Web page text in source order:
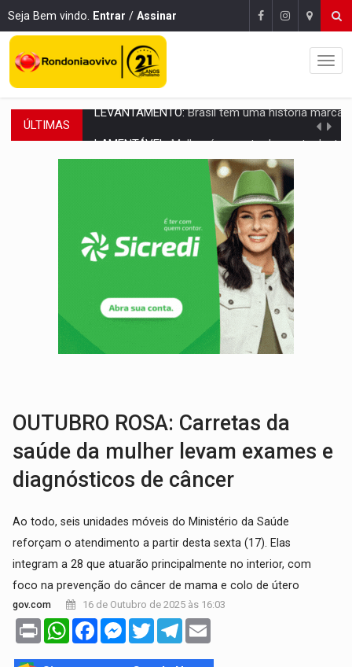
Seja Bem vindo. Entrar / Assinar
ÚLTIMAS Mulher é encontrada morta dentro de residência
'XANDY DO MOTOCROSS':Pai morre em acidente na BR-364 duas semanas após
Cinco maiores colégios eleitorais concentram 53,7% dos
COLUNA SEMANAL: Largada foi dada e candidatos ao Governo de RO
SOB SUSPEITA:Entrega de 286 máquinas em Rondônia coincide com
Reter até 50% no distrato imobiliário é legal, mas não pode
DO HOSPITAL AO CAMPO:Veja as mais de 200 ações de Marcos
EXPANSÃO: Grupo Nova Era amplia presença em PVH e transforma Aramix
OUTUBRO ROSA: Carretas da
saúde da mulher levam exames e
diagnósticos de câncer
Ao todo, seis unidades móveis do Ministério da Saúde
reforçam o atendimento a partir desta sexta (17). Elas
integram a 28 que atuarão principalmente no interior, com
foco na prevenção do câncer de mama e colo de útero
gov.com 16 de Outubro de 2025 às 16:03
Print WhatsAppFacebookMessenger
TwitterTelegram